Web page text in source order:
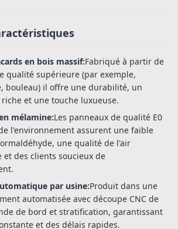
en bois massif:Fabriqué à partir de
qualité supérieure (par exemple,
bouleau) il offre une durabilité, un
et une touche luxueuse.
mélamine:Les panneaux de qualité E0
l'environnement assurent une faible
une qualité de l'air
des clients soucieux de
par usine:Produit dans une
automatisée avec découpe CNC de
de bord et stratification, garantissant
et des délais rapides.